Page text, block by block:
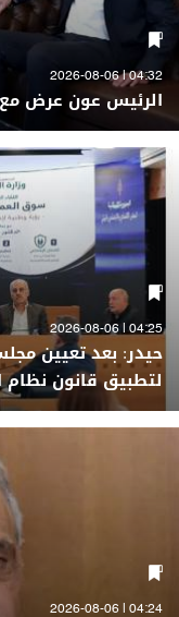
04:32 | 2026-08-06
الرئيس عون عرض
04:25 | 2026-08-06
حيدر: بعد تعيين
لتطبيق قانون نظام
04:24 | 2026-08-06